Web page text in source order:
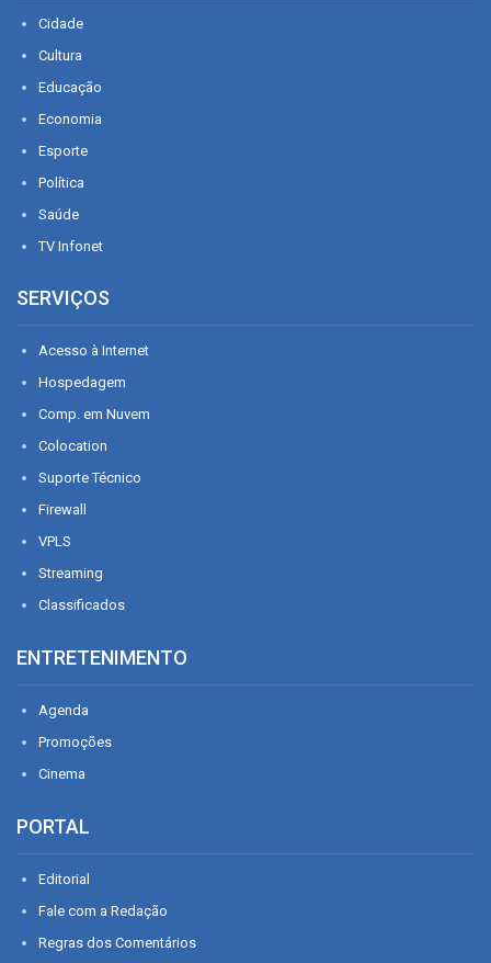
Cidade
Cultura
Educação
Economia
Esporte
Política
Saúde
TV Infonet
SERVIÇOS
Acesso à Internet
Hospedagem
Comp. em Nuvem
Colocation
Suporte Técnico
Firewall
VPLS
Streaming
Classificados
ENTRETENIMENTO
Agenda
Promoções
Cinema
PORTAL
Editorial
Fale com a Redação
Regras dos Comentários